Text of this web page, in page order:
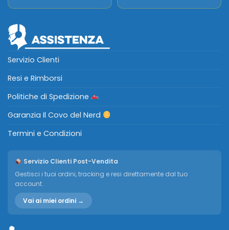
Servizio Clienti
Resi e Rimborsi
Politiche di Spedizione
Garanzia Il Covo del Nerd
Termini e Condizioni
Servizio Clienti Post-Vendita
Gestisci i tuoi ordini, tracking e resi direttamente dal tuo
account.
Vai ai miei ordini →